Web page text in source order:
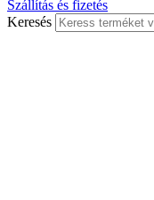
Szállítás és fizetés
Keresés